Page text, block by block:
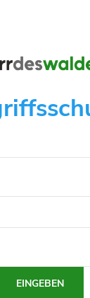
EINGEBEN